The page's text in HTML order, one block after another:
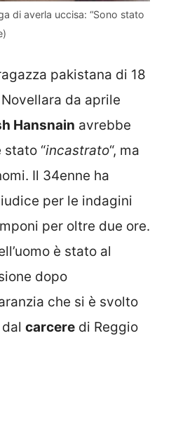
di averla uccisa: “Sono stato
pakistana di 18
da aprile
Hansnain avrebbe
stato “incastrato“, ma
Il 34enne ha
per le indagini
per oltre due ore.
è stato al
dopo
che si è svolto
carcere di Reggio